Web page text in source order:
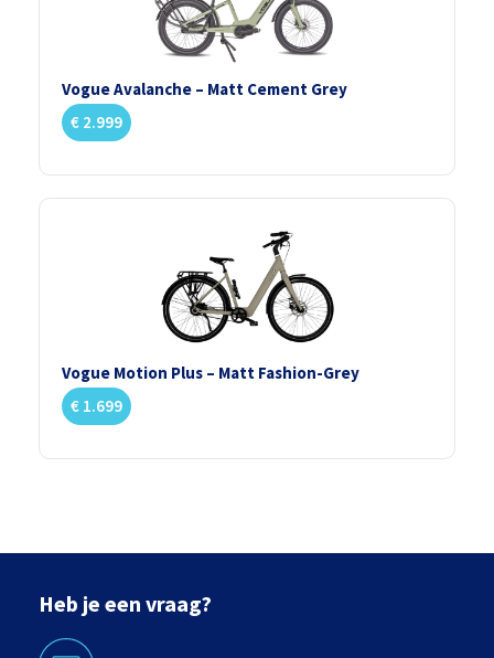
Vogue Avalanche – Matt Cement Grey
€ 2.999
Vogue Motion Plus – Matt Fashion-Grey
€ 1.699
Heb je een vraag?